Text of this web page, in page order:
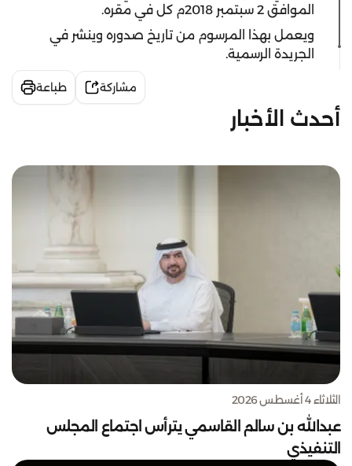
الموافق 2 سبتمبر 2018م كل في مقره.
ويعمل بهذا المرسوم من تاريخ صدوره وينشر في
الجريدة الرسمية.
مشاركة طباعة
أحدث الأخبار
الثلاثاء 4 أغسطس 2026
عبدالله بن سالم القاسمي يترأس اجتماع المجلس
التنفيذي